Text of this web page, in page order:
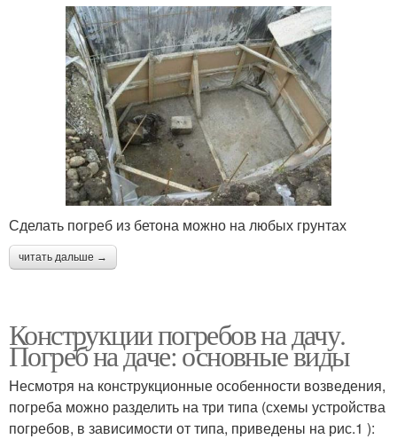
Сделать погреб из бетона можно на любых грунтах
читать дальше →
Конструкции погребов на дачу.
Погреб на даче: основные виды
Несмотря на конструкционные особенности возведения,
погреба можно разделить на три типа (схемы устройства
погребов, в зависимости от типа, приведены на рис.1 ):